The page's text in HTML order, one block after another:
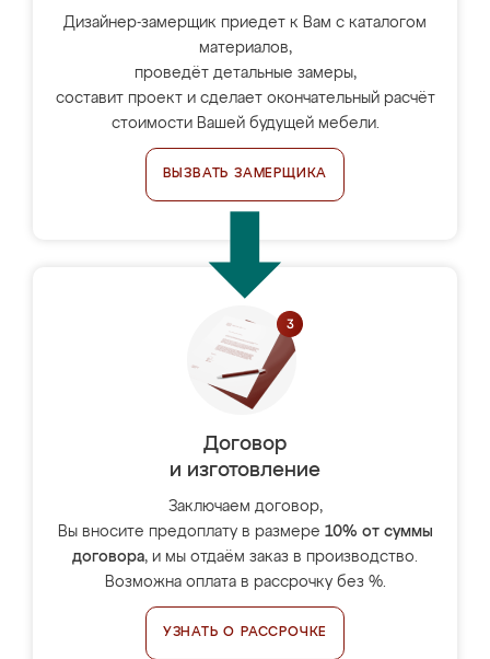
Дизайнер-замерщик приедет к Вам с каталогом
материалов,
проведёт детальные замеры,
составит проект и сделает окончательный расчёт
стоимости Вашей будущей мебели.
ВЫЗВАТЬ ЗАМЕРЩИКА
Договор
и изготовление
Заключаем договор,
Вы вносите предоплату в размере 10% от суммы
договора, и мы отдаём заказ в производство.
Возможна оплата в рассрочку без %.
УЗНАТЬ О РАССРОЧКЕ